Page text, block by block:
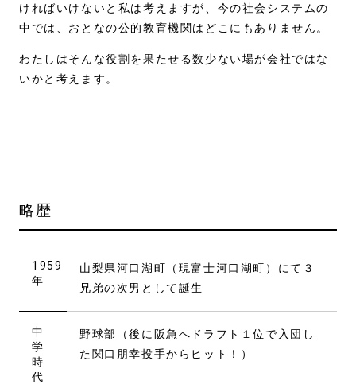
ければいけないと私は考えますが、今の社会システムの
中では、おとなの公的教育機関はどこにもありません。
わたしはそんな役割を果たせる数少ない場が会社ではな
いかと考えます。
略歴
1959
年
山梨県河口湖町（現富士河口湖町）にて３
兄弟の次男として誕生
中
学
時
代
野球部（後に阪急へドラフト１位で入団し
た関口朋幸投手からヒット！）